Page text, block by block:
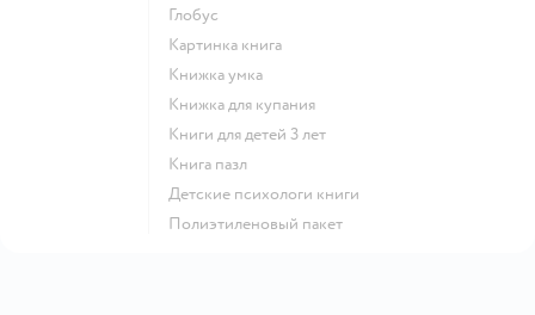
глобус
картинка книга
книжка умка
книжка для купания
книги для детей 3 лет
книга пазл
детские психологи книги
полиэтиленовый пакет